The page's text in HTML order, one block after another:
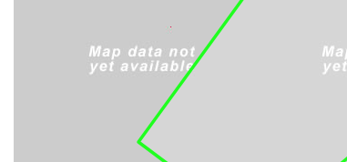
Hidrografia
1:1.000.000